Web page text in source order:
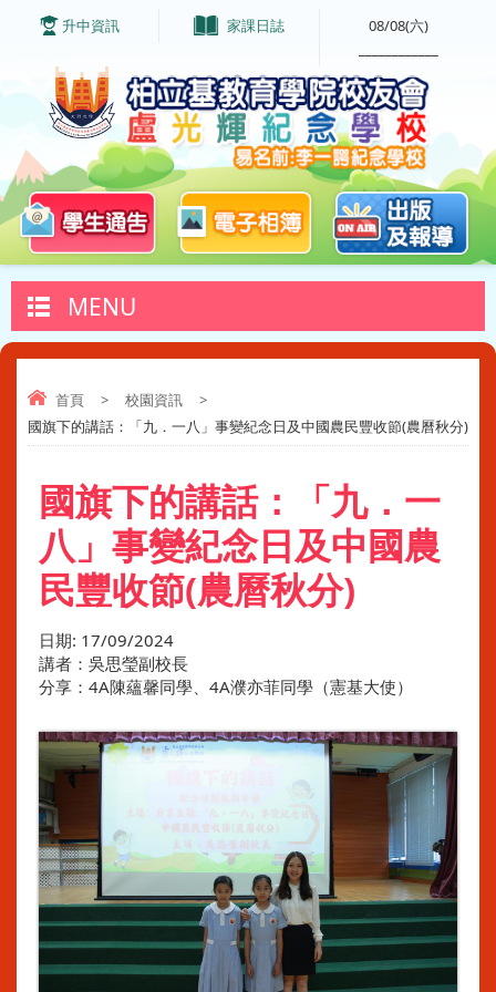
升中資訊 家課日誌
08/08(六)
MENU
首頁 > 校園資訊
>
國旗下的講話：「九．一八」事變紀念日及中國農民豐收節(農曆秋分)
國旗下的講話：「九．一
八」事變紀念日及中國農
民豐收節(農曆秋分)
日期: 17/09/2024
講者：吳思瑩副校長
分享：4A陳蘊馨同學、4A濮亦菲同學（憲基大使）